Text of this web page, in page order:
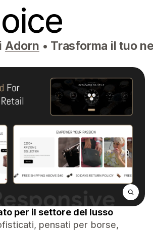
Adorn • Trasforma il tuo
per il settore del lusso
pensati per borse,